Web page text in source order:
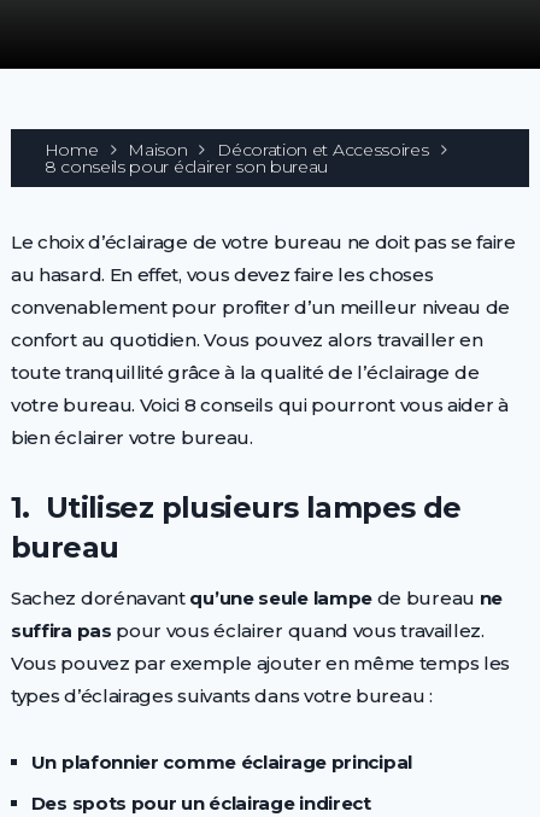
Home Maison Décoration et Accessoires
8 conseils pour éclairer son bureau
Le choix d’éclairage de votre bureau ne doit pas se faire
au hasard. En effet, vous devez faire les choses
convenablement pour profiter d’un meilleur niveau de
confort au quotidien. Vous pouvez alors travailler en
toute tranquillité grâce à la qualité de l’éclairage de
votre bureau. Voici 8 conseils qui pourront vous aider à
bien éclairer votre bureau.
1. Utilisez plusieurs lampes de
bureau
Sachez dorénavant qu’une seule lampe de bureau ne
suffira pas pour vous éclairer quand vous travaillez.
Vous pouvez par exemple ajouter en même temps les
types d’éclairages suivants dans votre bureau :
Un plafonnier comme éclairage principal
Des spots pour un éclairage indirect